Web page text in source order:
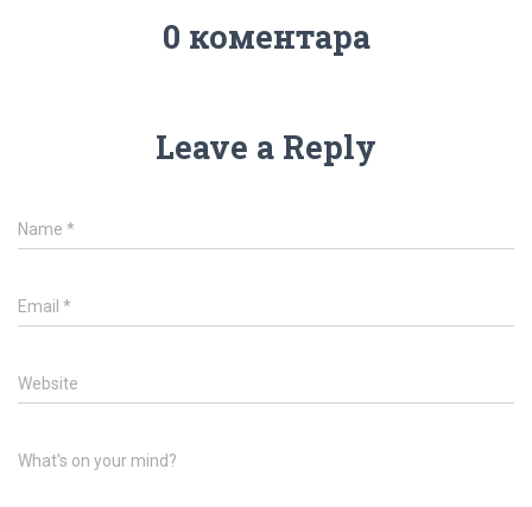
0 коментара
Leave a Reply
Name *
Email *
Website
What's on your mind?